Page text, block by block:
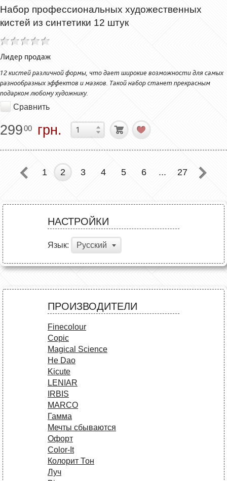
Набор профессиональных художественных
кистей из синтетики 12 штук
Лидер продаж
12 кистей различной формы, что дает широкие возможности для самых
разнообразных эффектов и мазков. Такой набор станет прекрасным
подарком любому художнику.
Сравнить
29900 грн.
1 2 3 4 5 6 ... 27
НАСТРОЙКИ
Язык: Русский
ПРОИЗВОДИТЕЛИ
Finecolour
Copic
Magical Science
He Dao
Kicute
LENIAR
IRBIS
MARCO
Гамма
Мечты сбываются
Офорт
Сolor-It
Колорит Тон
Луч